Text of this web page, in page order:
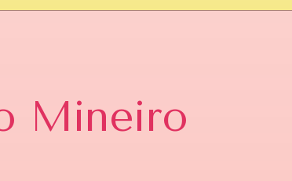
Mineiro